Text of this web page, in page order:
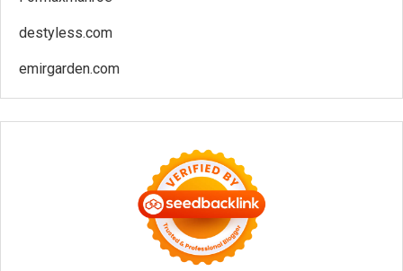
destyless.com
emirgarden.com